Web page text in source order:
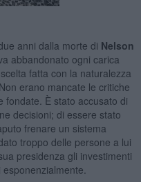
anni dalla morte di Nelson
abbandonato ogni carica
fatta con la naturalezza
erano mancate le critiche
fondate. È stato accusato di
decisioni; di essere stato
frenare un sistema
troppo delle persone a lui
presidenza gli investimenti